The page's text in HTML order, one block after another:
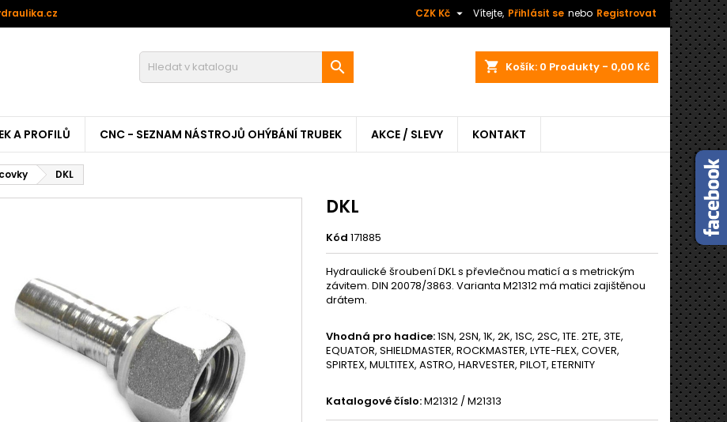
Vítejte, Přihlásit se nebo Registrovat
CZK Kč 
shopping_cart Košík: 0 Produkty - 0,00 Kč

A PROFILŮ CNC - SEZNAM NÁSTROJŮ OHÝBÁNÍ TRUBEK AKCE / SLEVY KONTAKT
DKL
DKL
Kód 171885
Hydraulické šroubení DKL s převlečnou maticí a s metrickým
závitem. DIN 20078/3863. Varianta M21312 má matici zajištěnou
drátem.
Vhodná pro hadice:1SN, 2SN, 1K, 2K, 1SC, 2SC, 1TE. 2TE, 3TE,
EQUATOR, SHIELDMASTER, ROCKMASTER, LYTE-FLEX, COVER,
SPIRTEX, MULTITEX, ASTRO, HARVESTER, PILOT, ETERNITY
Katalogové číslo:M21312 / M21313